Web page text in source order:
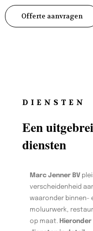
Offerte aanvragen
DIENSTEN
Een
diensten
Marc Jenner BV
verscheidenheid
waaronder binnen-
moluurwerk,
op maat.